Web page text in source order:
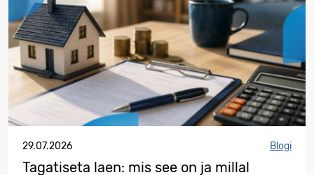
29.07.2026 Blogi
Tagatiseta laen: mis see on ja millal